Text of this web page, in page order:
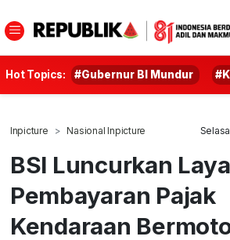
Hot Topics: #Gubernur BI Mundur
Inpicture Nasional Inpicture
BSI Luncurkan
Pembayaran Pajak
Kendaraan